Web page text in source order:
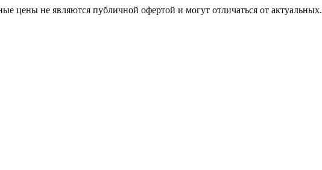
цены не являются публичной офертой и могут отличаться от актуальных.